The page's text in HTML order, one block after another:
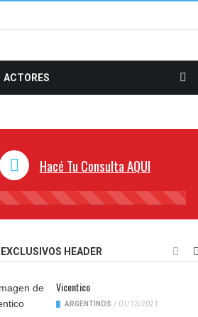
ACTORES
Hacé Tu Consulta AQUI
45%
EXCLUSIVOS HEADER
Vicentico
ARGENTINOS / 01/12/2021